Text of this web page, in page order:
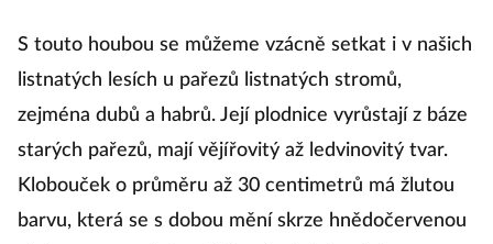
S touto houbou se můžeme vzácně setkat i v našich
listnatých lesích u pařezů listnatých stromů,
zejména dubů a habrů. Její plodnice vyrůstají z báze
starých pařezů, mají vějířovitý až ledvinovitý tvar.
Klobouček o průměru až 30 centimetrů má žlutou
barvu, která se s dobou mění skrze hnědočervenou